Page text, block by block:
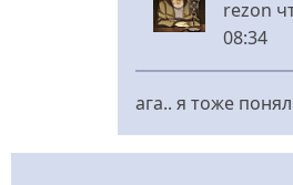
человек
(не
перевірено)
rezon
08:34
У
ага.. я тоже